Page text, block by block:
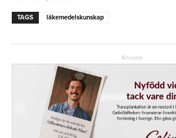
TAGS läkemedelskunskap
Annons